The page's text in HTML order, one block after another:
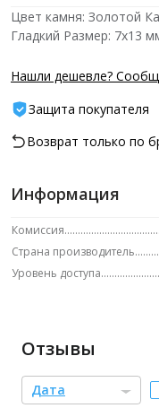
Цвет камня: Золотой
Гладкий Размер: 7х13
Нашли дешевле?
Защита покупателя
Возврат только по
Информация
Комиссия
Страна производитель
Уровень доступа
Отзывы
Дата